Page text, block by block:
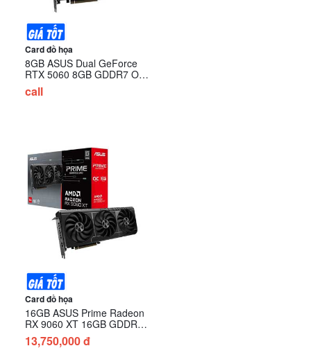
Card đồ họa
8GB ASUS Dual GeForce
RTX 5060 8GB GDDR7 OC
Edition (DUAL-RTX5060-
O8G)
call
Card đồ họa
16GB ASUS Prime Radeon
RX 9060 XT 16GB GDDR6
OC Edition (PRIME-
RX9060XT-O16G)
13,750,000 đ